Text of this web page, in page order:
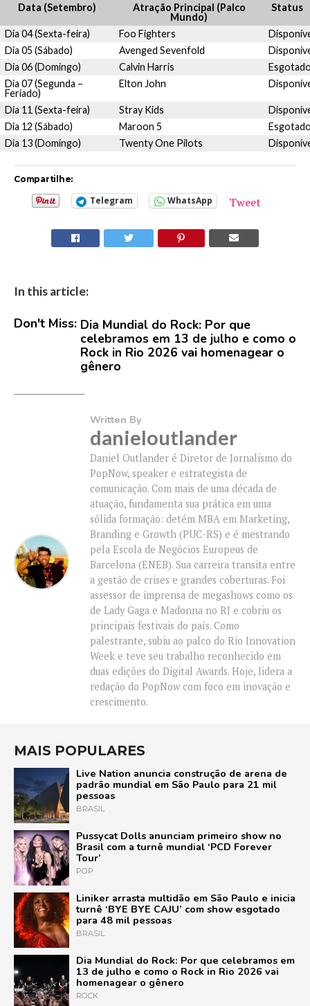
Data (Setembro)
Atração Principal (Palco
Mundo)
Status
Dia 04 (Sexta-feira) Foo Fighters
Dia 05 (Sábado)
Avenged Sevenfold
Dia 06 (Domingo)
Calvin Harris
Dia 07 (Segunda –
Feriado)
Elton John
Dia 11 (Sexta-feira) Stray Kids
Dia 12 (Sábado)
Maroon 5
Dia 13 (Domingo)
Twenty One Pilots
Compartilhe:
Telegram WhatsApp Tweet
In this article:
Don't Miss: Dia Mundial do Rock: Por que
celebramos em 13 de julho e como o
Rock in Rio 2026 vai homenagear o
gênero
Written By
danieloutlander
Daniel Outlander é Diretor de Jornalismo do
PopNow, speaker e estrategista de
comunicação. Com mais de uma década de
atuação, fundamenta sua prática em uma
sólida formação: detém MBA em Marketing,
Branding e Growth (PUC-RS) e é mestrando
pela Escola de Negócios Europeus de
Barcelona (ENEB). Sua carreira transita entre
a gestão de crises e grandes coberturas. Foi
assessor de imprensa de megashows como os
de Lady Gaga e Madonna no RJ e cobriu os
principais festivais do país. Como
palestrante, subiu ao palco do Rio Innovation
Week e teve seu trabalho reconhecido em
duas edições do Digital Awards. Hoje, lidera a
redação do PopNow com foco em inovação e
crescimento.
MAIS POPULARES
Live Nation anuncia construção de arena de
padrão mundial em São Paulo para 21 mil
pessoas
BRASIL
Pussycat Dolls anunciam primeiro show no
Brasil com a turnê mundial ‘PCD Forever
Tour’
POP
Liniker arrasta multidão em São Paulo e inicia
turnê ‘BYE BYE CAJU’ com show esgotado
para 48 mil pessoas
BRASIL
Dia Mundial do Rock: Por que celebramos em
13 de julho e como o Rock in Rio 2026 vai
homenagear o gênero
ROCK